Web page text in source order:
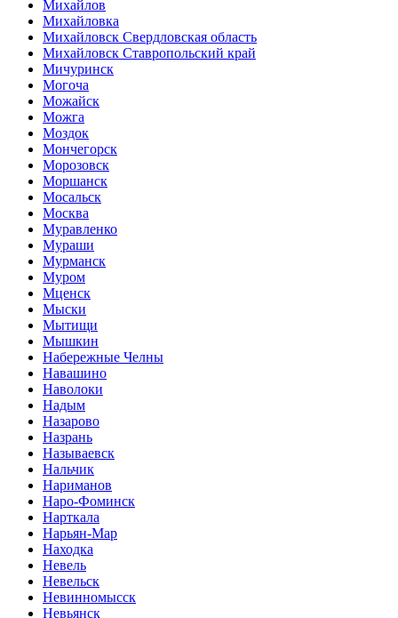
Михайлов
Михайловка
Михайловск Свердловская область
Михайловск Ставропольский край
Мичуринск
Могоча
Можайск
Можга
Моздок
Мончегорск
Морозовск
Моршанск
Мосальск
Москва
Муравленко
Мураши
Мурманск
Муром
Мценск
Мыски
Мытищи
Мышкин
Набережные Челны
Навашино
Наволоки
Надым
Назарово
Назрань
Называевск
Нальчик
Нариманов
Наро-Фоминск
Нарткала
Нарьян-Мар
Находка
Невель
Невельск
Невинномысск
Невьянск